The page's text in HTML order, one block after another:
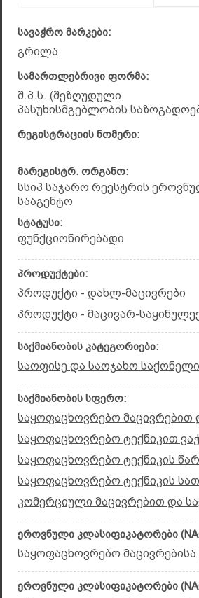
სავაჭრო მარკები:
გრილა
სამართლებრივი ფორმა:
შ.პ.ს. (შეზღუდული
პასუხისმგებლობის
რეგისტრაციის ნომერი:
მარეგისტრ. ორგანო:
სსიპ საჯარო რეესტრის
სააგენტო
სტატუსი:
ფუნქციონირებადი
პროდუქტები:
პროდუქტი - დახლ-მაცივრები
პროდუქტი - მაცივარ-
საქმიანობის კატეგორიები:
საოფისე და საოჯახო საქონელი
საქმიანობის სფერო:
საყოფაცხოვრებო მაცივრებით
საყოფაცხოვრებო ტექნიკით
საყოფაცხოვრებო ტექნიკის
საყოფაცხოვრებო ტექნიკის
კომერციული მაცივრებით და
ეროვნული კლასიფიკატორები
საყოფაცხოვრებო მაცივრებისა
ეროვნული კლასიფიკატორები